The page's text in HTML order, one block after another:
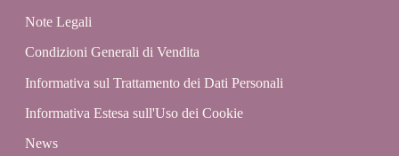
Note Legali
Condizioni Generali di Vendita
Informativa sul Trattamento dei Dati Personali
Informativa Estesa sull'Uso dei Cookie
News